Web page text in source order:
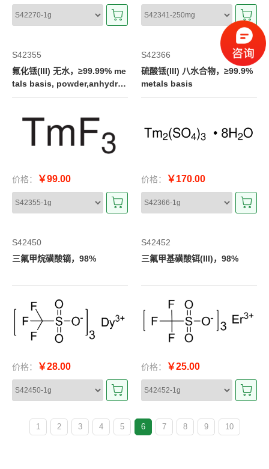
S42355
氟化铥(III) 无水，≥99.99% me
tals basis, powder,anhydro
us
价格： ￥99.00
S42366
硫酸铥(III) 八水合物，≥99.9%
metals basis
价格： ￥170.00
S42450
三氟甲烷磺酸镝，98%
价格： ￥28.00
S42452
三氟甲基磺酸铒(III)，98%
价格： ￥25.00
1 2 3 4 5 6 7 8 9 10